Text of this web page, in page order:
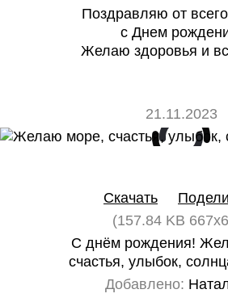
Поздравляю от
с Днем
Желаю здоровья и
21.11.2023
Скачать
(157.84 KB
С днём рождения!
счастья, улыбок,
Добавлено: